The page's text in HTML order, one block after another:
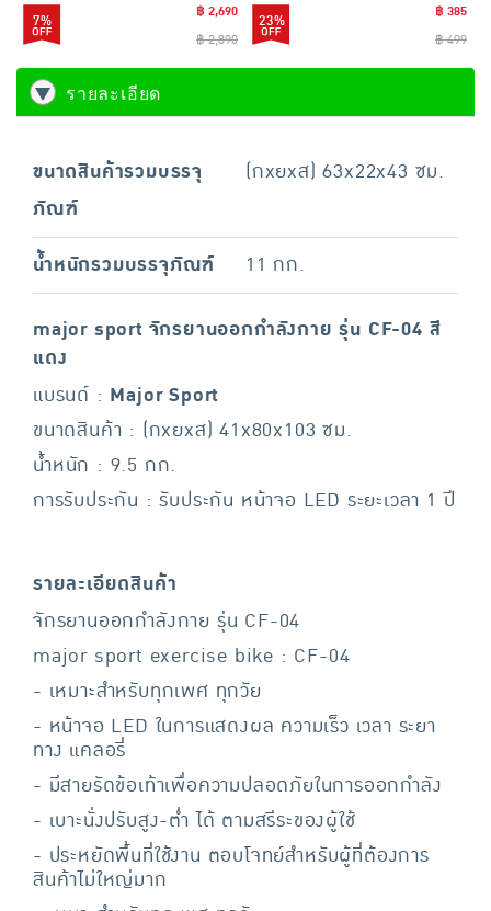
7%
฿ 2,690
฿ 2,890
23%
฿ 385
฿ 499
รายละเอียด
ขนาดสินค้ารวมบรรจุ
ภัณฑ์
(กxยxส) 63x22x43 ซม.
น้ำหนักรวมบรรจุภัณฑ์ 11 กก.
major sport จักรยานออกกำลังกาย รุ่น CF-04 สี
แดง
แบรนด์ : Major Sport
ขนาดสินค้า : (กxยxส) 41x80x103 ซม.
น้ำหนัก : 9.5 กก.
การรับประกัน : รับประกัน หน้าจอ LED ระยะเวลา 1 ปี
รายละเอียดสินค้า
จักรยานออกกำลังกาย รุ่น CF-04
major sport exercise bike : CF-04
- เหมาะสำหรับทุกเพศ ทุกวัย
- หน้าจอ LED ในการแสดงผล ความเร็ว เวลา ระยา
ทาง แคลอรี่
- มีสายรัดข้อเท้าเพื่อความปลอดภัยในการออกกำลัง
- เบาะนั่งปรับสูง-ต่ำ ได้ ตามสรีระของผู้ใช้
- ประหยัดพื้นที่ใช้งาน ตอบโจทย์สำหรับผู้ที่ต้องการ
สินค้าไม่ใหญ่มาก